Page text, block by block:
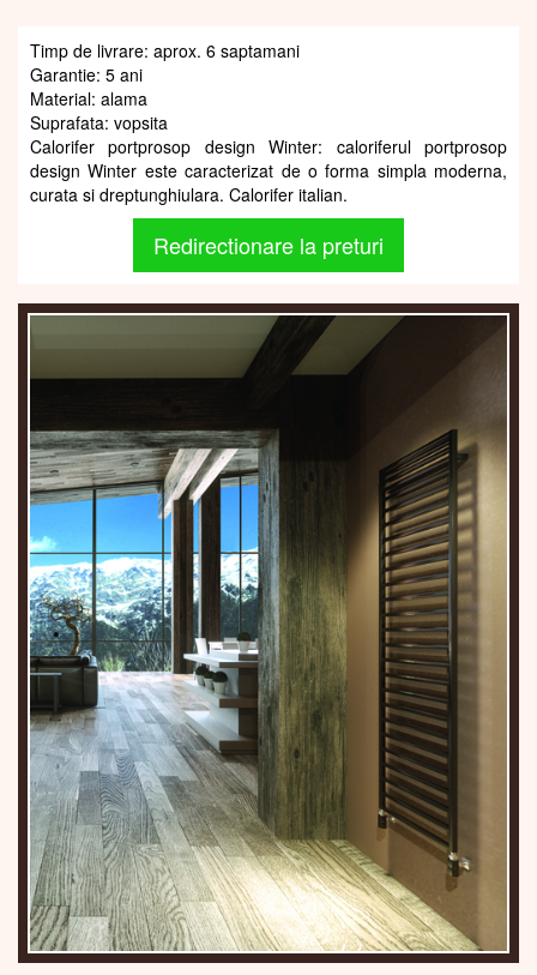
Timp de livrare: aprox. 6 saptamani
Garantie: 5 ani
Material: alama
Suprafata: vopsita
Calorifer portprosop design Winter: caloriferul portprosop
design Winter este caracterizat de o forma simpla moderna,
curata si dreptunghiulara. Calorifer italian.
Redirectionare la preturi